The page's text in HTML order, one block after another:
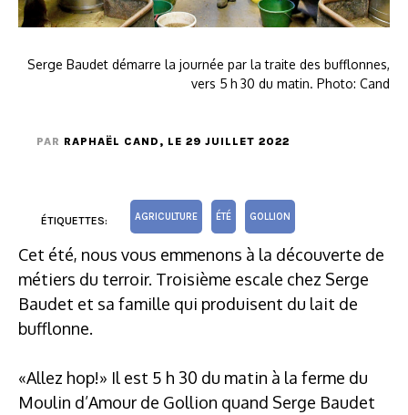
Serge Baudet démarre la journée par la traite des bufflonnes,
vers 5 h 30 du matin. Photo: Cand
PAR RAPHAËL CAND , LE 29 JUILLET 2022
ÉTIQUETTES: AGRICULTURE ÉTÉ GOLLION
Cet été, nous vous emmenons à la découverte de
métiers du terroir. Troisième escale chez Serge
Baudet et sa famille qui produisent du lait de
bufflonne.
«Allez hop!» Il est 5 h 30 du matin à la ferme du
Moulin d’Amour de Gollion quand Serge Baudet